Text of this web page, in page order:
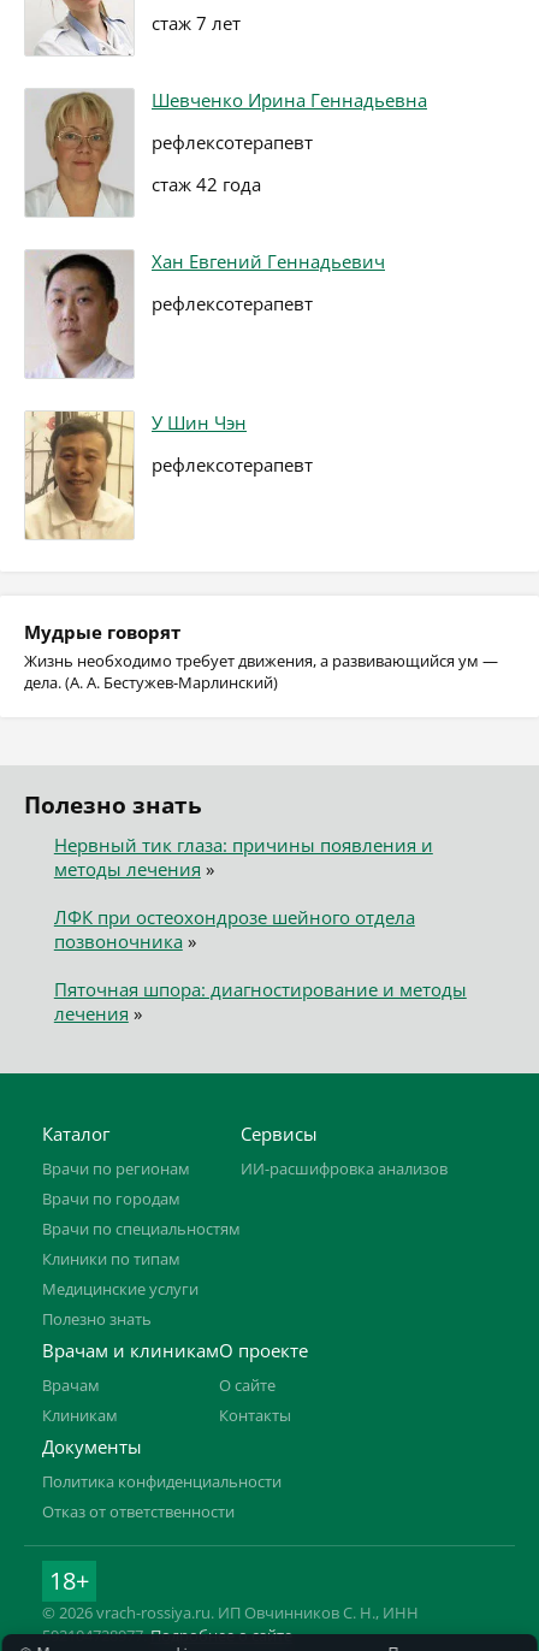
стаж 7 лет
Шевченко Ирина Геннадьевна
рефлексотерапевт
стаж 42 года
Хан Евгений Геннадьевич
рефлексотерапевт
У Шин Чэн
рефлексотерапевт
Мудрые говорят
Жизнь необходимо требует движения, а развивающийся ум —
дела. (А. А. Бестужев-Марлинский)
Полезно знать
Нервный тик глаза: причины появления и
методы лечения »
ЛФК при остеохондрозе шейного отдела
позвоночника»
Пяточная шпора: диагностирование и методы
лечения »
Каталог
Врачи по регионам
Врачи по городам
Врачи по специальностям
Клиники по типам
Медицинские услуги
Полезно знать
Сервисы
ИИ-расшифровка анализов
Врачам и клиникам
Врачам
Клиникам
О проекте
О сайте
Контакты
Документы
Политика конфиденциальности
Отказ от ответственности
18+
© 2026 vrach-rossiya.ru. ИП Овчинников С. Н., ИНН
592104728977.Подробнее о сайте